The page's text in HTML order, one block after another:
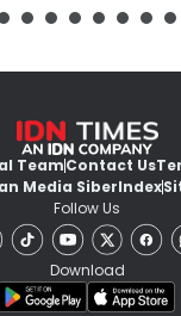
TeamContact Us
Media SiberIndex
Follow Us
Download